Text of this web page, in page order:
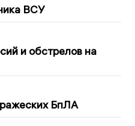
ВСУ
и обстрелов на
БпЛА